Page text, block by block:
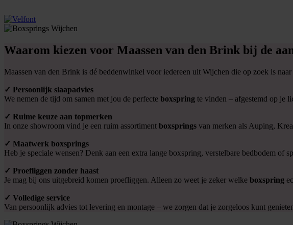
Waarom kiezen voor Maassen van den Brink bij de
Maassen van den Brink is dé beddenwinkel voor iedereen uit Wijchen die op zoek is
✓ Persoonlijk slaapadvies
We nemen de tijd om samen met jou de perfecte boxspring te vinden – afgestemd op je
✓ Ruime keuze aan topmerken
In onze showroom vind je een ruim assortiment boxsprings van merken als Auping,
✓ Maatwerk boxsprings
Heb je speciale wensen? Denk aan een extra lange boxspring, verstelbare bedbodem of
✓ Proefliggen zonder haast
Je mag bij ons uitgebreid komen proefliggen. Alleen zo weet je zeker welke boxspring
✓ Volledige service
Van persoonlijk advies tot levering en montage – we zorgen dat je zorgeloos kunt